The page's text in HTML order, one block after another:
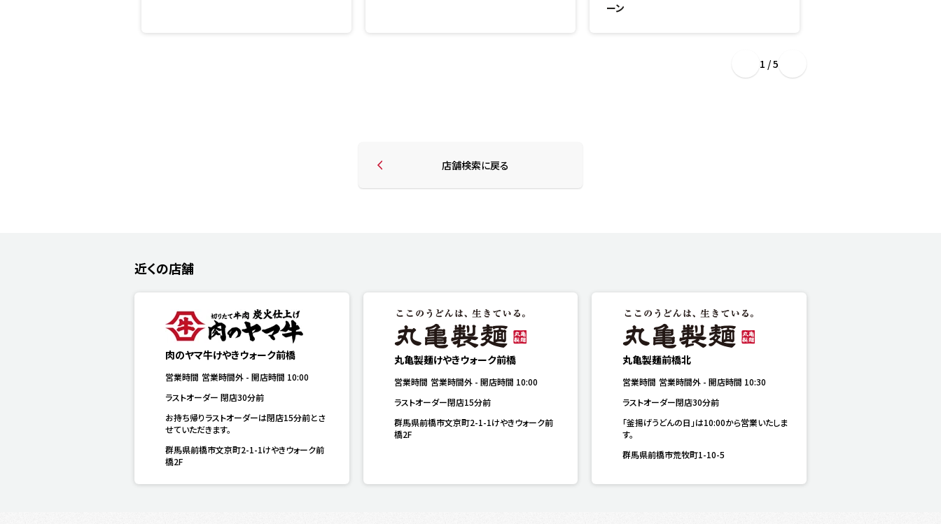
ーン
1 / 5
店舗検索に戻る
近くの店舗
肉のヤマ牛けやきウォーク前橋
営業時間 営業時間外 - 開店時間 10:00
ラストオーダー 閉店30分前
お持ち帰りラストオーダーは閉店15分前とさ
せていただきます。
群馬県前橋市文京町2-1-1けやきウォーク前
橋2F
丸亀製麺けやきウォーク前橋
営業時間 営業時間外- 開店時間 10:00
ラストオーダー閉店15分前
群馬県前橋市文京町2-1-1けやきウォーク前
橋2F
丸亀製麺前橋北
営業時間 営業時間外 -開店時間 10:30
ラストオーダー閉店30分前
「釜揚げうどんの日」は10:00から営業いたしま
す。
群馬県前橋市荒牧町1-10-5